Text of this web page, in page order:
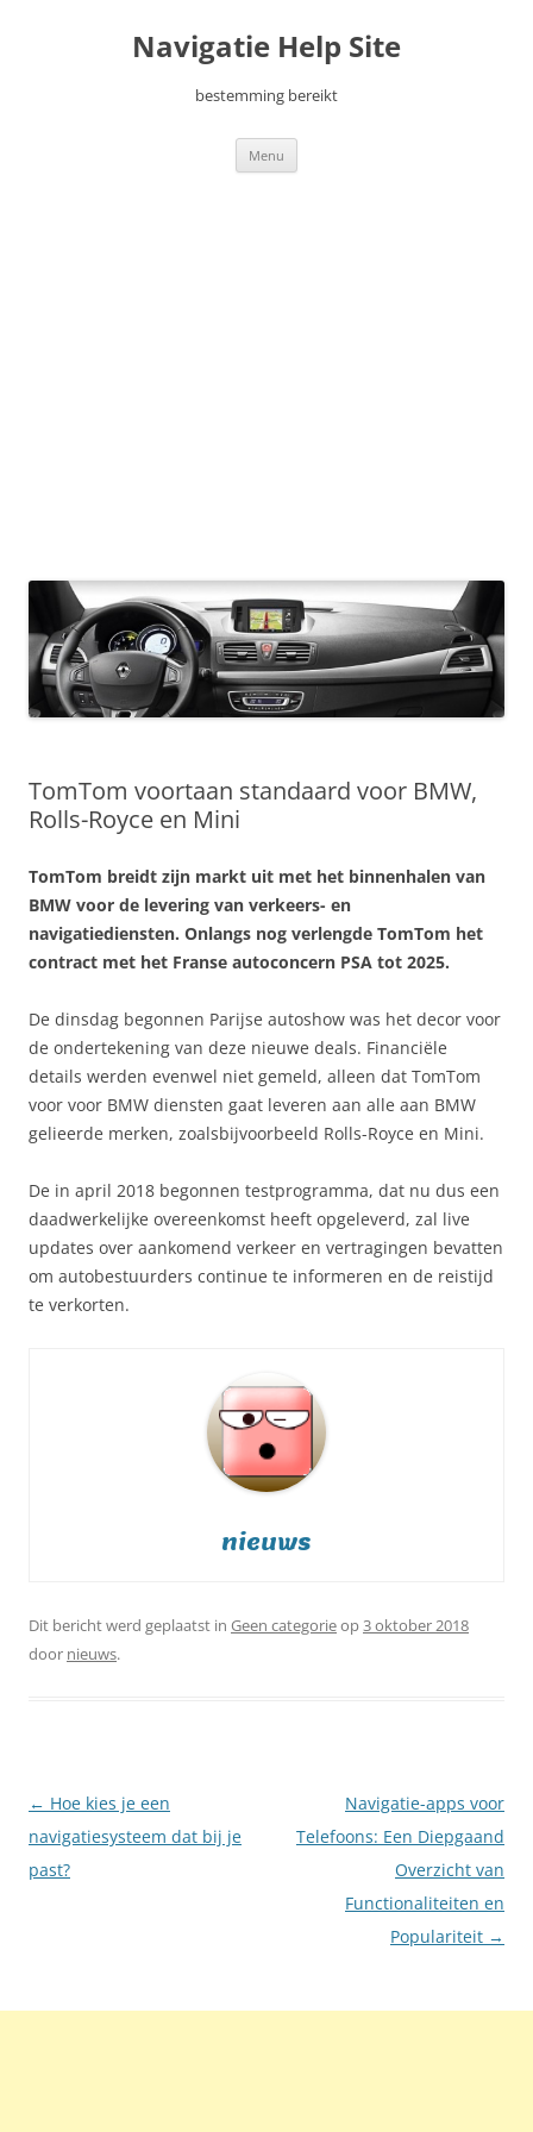
Navigatie Help Site
bestemming bereikt
Menu
TomTom voortaan standaard voor BMW,
Rolls-Royce en Mini
TomTom breidt zijn markt uit met het binnenhalen van
BMW voor de levering van verkeers- en
navigatiediensten. Onlangs nog verlengde TomTom het
contract met het Franse autoconcern PSA tot 2025.
De dinsdag begonnen Parijse autoshow was het decor voor
de ondertekening van deze nieuwe deals. Financiële
details werden evenwel niet gemeld, alleen dat TomTom
voor voor BMW diensten gaat leveren aan alle aan BMW
gelieerde merken, zoalsbijvoorbeeld Rolls-Royce en Mini.
De in april 2018 begonnen testprogramma, dat nu dus een
daadwerkelijke overeenkomst heeft opgeleverd, zal live
updates over aankomend verkeer en vertragingen bevatten
om autobestuurders continue te informeren en de reistijd
te verkorten.
nieuws
Dit bericht werd geplaatst in Geen categorieop3 oktober 2018
door nieuws.
Berichtnavigatie
← Hoe kies je een
navigatiesysteem dat bij je
past?
Navigatie-apps voor
Telefoons: Een Diepgaand
Overzicht van
Functionaliteiten en
Populariteit →